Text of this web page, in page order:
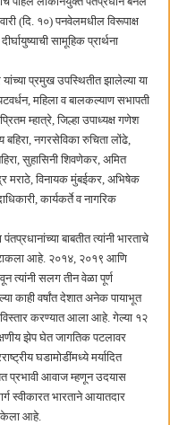
(दि. १०) पनवेलमधील विरूपाक्ष
सामूहिक प्रार्थना
प्रमुख उपस्थितीत झालेल्या या
महिला व बालकल्याण सभापती
म्हात्रे, जिल्हा उपाध्यक्ष गणेश
नगरसेविका रुचिता लोंढे,
सुहासिनी शिवणेकर, अमित
विनायक मुंबईकर, अभिषेक
कार्यकर्ते व नागरिक
बाबतीत त्यांनी भारताचे
टाकला आहे. २०१४, २०१९ आणि
त्यांनी सलग तीन वेळा पूर्ण
काही वर्षांत देशात अनेक पायाभूत
करण्यात आला आहे. गेल्या १२
झेप घेत जागतिक पटलावर
घडामोडींमध्ये मर्यादित
प्रभावी आवाज म्हणून उदयास
स्वीकारत भारताने आयातदार
केला आहे.